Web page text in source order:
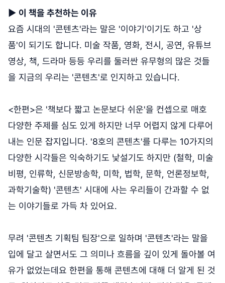
▶ 이 책을 추천하는 이유
요즘 시대의 '콘텐츠'라는 말은 '이야기'이기도 하고 '상
품'이 되기도 합니다. 미술 작품, 영화, 전시, 공연, 유튜브
영상, 책, 드라마 등등 우리를 둘러싼 유무형의 많은 것들
을 지금의 우리는 '콘텐츠'로 인지하고 있습니다.
<한편>은 '책보다 짧고 논문보다 쉬운'을 컨셉으로 매호
다양한 주제를 심도 있게 하지만 너무 어렵지 않게 다루어
내는 인문 잡지입니다. '8호의 콘텐츠'를 다루는 10가지의
다양한 시각들은 익숙하기도 낯설기도 하지만 (철학, 미술
비평, 인류학, 신문방송학, 미학, 법학, 문학, 언론정보학,
과학기술학) '콘텐츠' 시대에 사는 우리들이 간과할 수 없
는 이야기들로 가득 차 있어요.
무려 '콘텐츠 기획팀 팀장'으로 일하며 '콘텐츠'라는 말을
입에 달고 살면서도 그 의미나 흐름을 깊이 있게 돌아볼 여
유가 없었는데요 한편을 통해 콘텐츠에 대해 더 알게 된 것